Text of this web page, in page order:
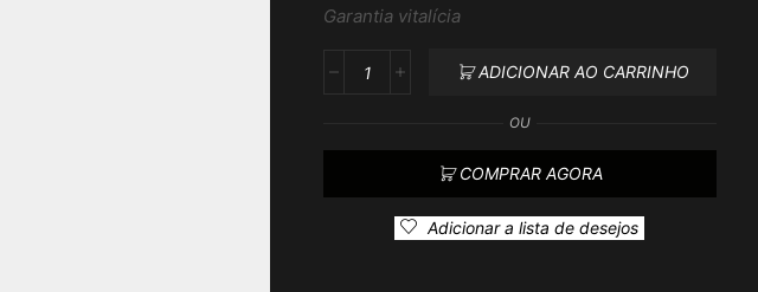
Garantia vitalícia
ADICIONAR AO CARRINHO
OU
COMPRAR AGORA
Adicionar a lista de desejos